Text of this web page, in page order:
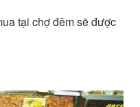
tại chợ đêm sẽ được